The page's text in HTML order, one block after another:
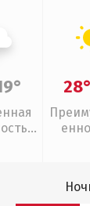
28°